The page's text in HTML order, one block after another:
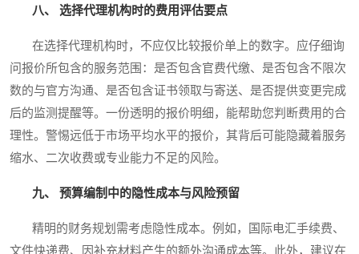
八、 选择代理机构时的费用评估要点
在选择代理机构时，不应仅比较报价单上的数字。应仔细询
问报价所包含的服务范围：是否包含官费代缴、是否包含不限次
数的与官方沟通、是否包含证书领取与寄送、是否提供变更完成
后的监测提醒等。一份透明的报价明细，能帮助您判断费用的合
理性。警惕远低于市场平均水平的报价，其背后可能隐藏着服务
缩水、二次收费或专业能力不足的风险。
九、 预算编制中的隐性成本与风险预留
精明的财务规划需考虑隐性成本。例如，国际电汇手续费、
文件快递费、因补充材料产生的额外沟通成本等。此外，建议在